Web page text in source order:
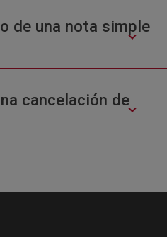
de una nota simple
cancelación de